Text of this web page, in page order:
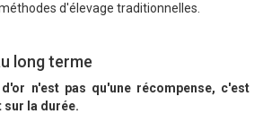
d'élevage traditionnelles.
long terme
n'est pas qu'une récompense, c'est
sur la durée.